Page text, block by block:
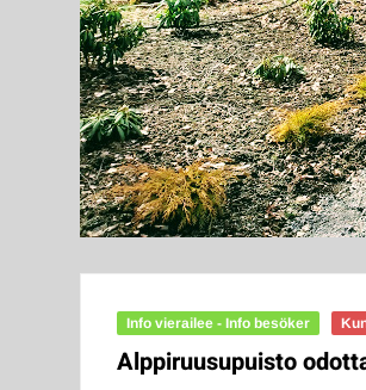
Info vierailee - Info besöker
Alppiruusupuisto